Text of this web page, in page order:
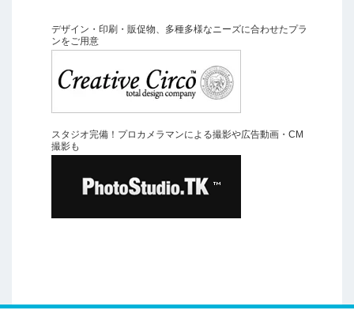
デザイン・印刷・販促物、多種多様なニーズに合わせたプラ
ンをご用意
スタジオ完備！プロカメラマンによる撮影や広告動画・CM
撮影も